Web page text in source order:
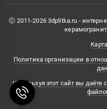
Ⓒ 2011-2026 3dplitka.ru -
Политика организации в
Используя этот сайт вы даёте